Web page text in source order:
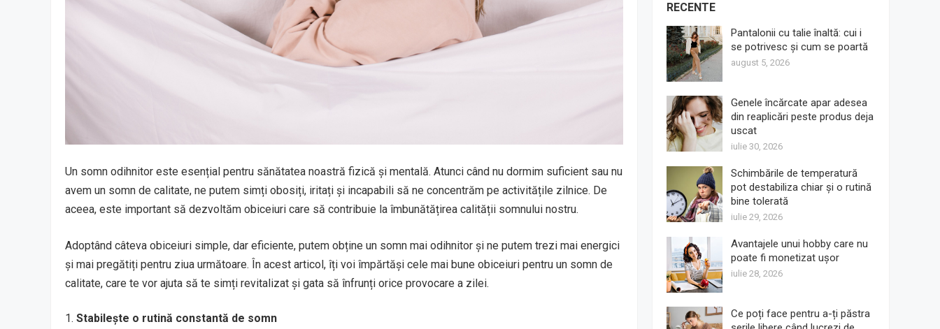
Un somn odihnitor este esențial pentru sănătatea noastră fizică și mentală. Atunci când nu dormim suficient sau nu
avem un somn de calitate, ne putem simți obosiți, iritați și incapabili să ne concentrăm pe activitățile zilnice. De
aceea, este important să dezvoltăm obiceiuri care să contribuie la îmbunătățirea calității somnului nostru.
Adoptând câteva obiceiuri simple, dar eficiente, putem obține un somn mai odihnitor și ne putem trezi mai energici
și mai pregătiți pentru ziua următoare. În acest articol, îți voi împărtăși cele mai bune obiceiuri pentru un somn de
calitate, care te vor ajuta să te simți revitalizat și gata să înfrunți orice provocare a zilei.
Stabilește o rutină constantă de somn
RECENTE
Pantalonii cu talie înaltă: cui i
se potrivesc și cum se poartă
august 5, 2026
Genele încărcate apar adesea
din reaplicări peste produs deja
uscat
iulie 30, 2026
Schimbările de temperatură
pot destabiliza chiar și o rutină
bine tolerată
iulie 29, 2026
Avantajele unui hobby care nu
poate fi monetizat ușor
iulie 28, 2026
Ce poți face pentru a-ți păstra